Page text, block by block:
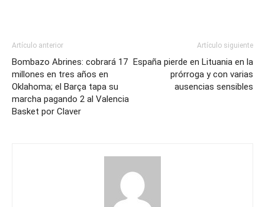
Artículo anterior
Bombazo Abrines: cobrará 17
millones en tres años en
Oklahoma; el Barça tapa su
marcha pagando 2 al Valencia
Basket por Claver
Artículo siguiente
España pierde en Lituania en la
prórroga y con varias
ausencias sensibles